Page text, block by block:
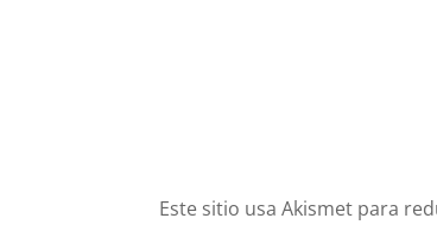
Este sitio usa Akismet para